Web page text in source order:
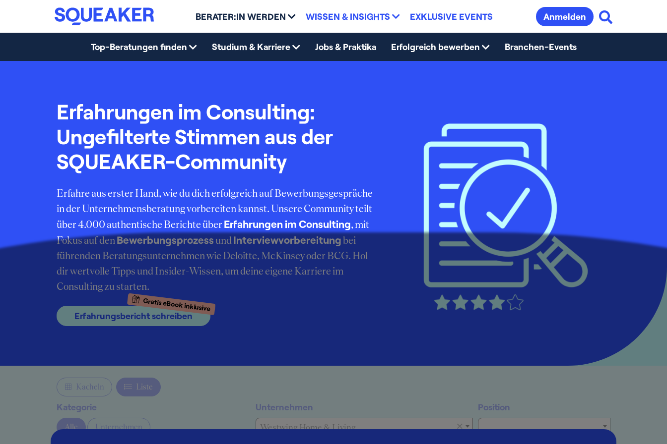
BERATER:IN WERDEN WISSEN & INSIGHTS EXKLUSIVE EVENTS Anmelden
Top-Beratungen finden Studium & Karriere Jobs & Praktika Erfolgreich bewerben Branchen-Events
Erfahrungen im Consulting:
Ungefilterte Stimmen aus der
SQUEAKER-Community
Erfahre aus erster Hand, wie du dich erfolgreich auf Bewerbungsgespräche
in der Unternehmensberatung vorbereiten kannst. Unsere Community teilt
über 4.000 authentische Berichte überErfahrungen im Consulting, mit
Fokus auf denBewerbungsprozessund Interviewvorbereitungbei
führenden Beratungsunternehmen wie Deloitte, McKinsey oder BCG. Hol
dir wertvolle Tipps und Insider-Wissen, um deine eigene Karriere im
Consulting zu starten.
Erfahrungsbericht schreiben
Gratis eBook inklusive
Kacheln Liste
Kategorie
Alle Unternehmen
Unternehmen
×
Westwing Home & Living
Position